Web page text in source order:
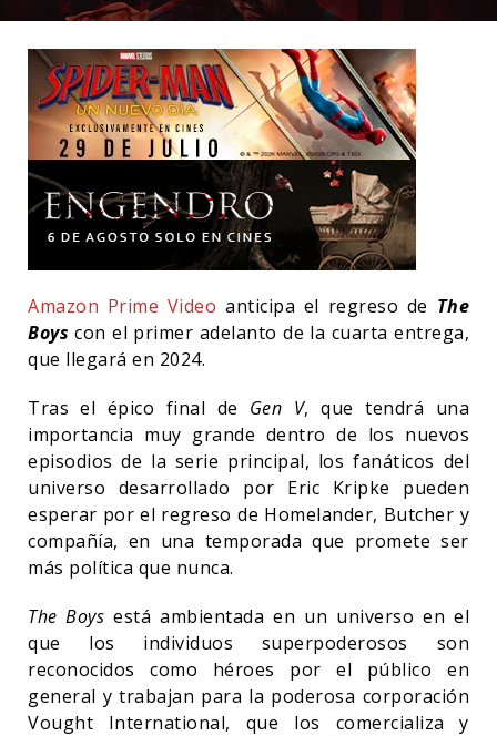
Amazon Prime Video anticipa el regreso de The
Boys con el primer adelanto de la cuarta entrega,
que llegará en 2024.
Tras el épico final de Gen V, que tendrá una
importancia muy grande dentro de los nuevos
episodios de la serie principal, los fanáticos del
universo desarrollado por Eric Kripke pueden
esperar por el regreso de Homelander, Butcher y
compañía, en una temporada que promete ser
más política que nunca.
The Boys está ambientada en un universo en el
que los individuos superpoderosos son
reconocidos como héroes por el público en
general y trabajan para la poderosa corporación
Vought International, que los comercializa y